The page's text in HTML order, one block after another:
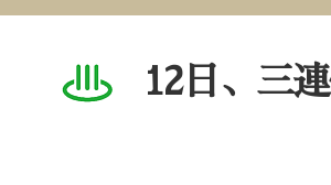
12日、三